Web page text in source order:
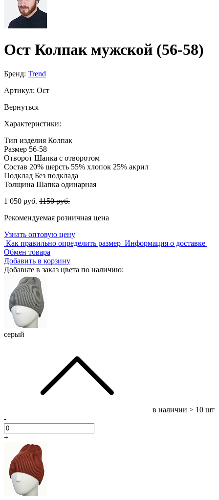
Ост Колпак мужской (56-58)
Бренд: Trend
Артикул: Ост
Вернуться
Характеристики:
Тип изделия Колпак
Размер 56-58
Отворот Шапка с отворотом
Состав 20% шерсть 55% хлопок 25% акрил
Подклад Без подклада
Толщина Шапка одинарная
1 050 руб. 1150 руб.
Рекомендуемая розничная цена
Узнать оптовую цену
Как правильно определить размер Информация о доставке
Обмен товара
Добавить в корзину
Добавьте в заказ цвета по наличию:
серый
в наличии > 10 шт
-
+